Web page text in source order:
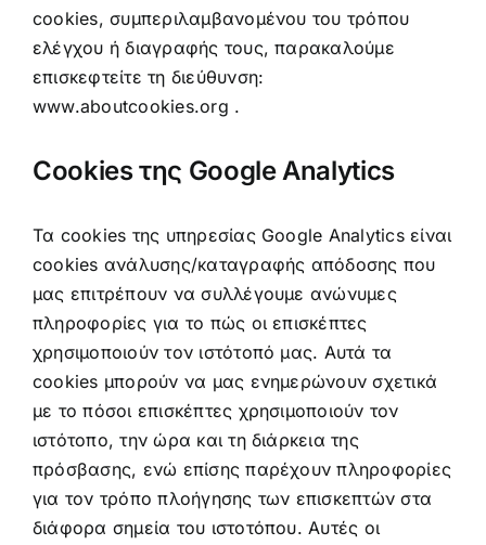
cookies, συμπεριλαμβανομένου του τρόπου
ελέγχου ή διαγραφής τους, παρακαλούμε
επισκεφτείτε τη διεύθυνση:
www.aboutcookies.org .
Cookies της Google Analytics
Τα cookies της υπηρεσίας Google Analytics είναι
cookies ανάλυσης/καταγραφής απόδοσης που
μας επιτρέπουν να συλλέγουμε ανώνυμες
πληροφορίες για το πώς οι επισκέπτες
χρησιμοποιούν τον ιστότοπό μας. Αυτά τα
cookies μπορούν να μας ενημερώνουν σχετικά
με το πόσοι επισκέπτες χρησιμοποιούν τον
ιστότοπο, την ώρα και τη διάρκεια της
πρόσβασης, ενώ επίσης παρέχουν πληροφορίες
για τον τρόπο πλοήγησης των επισκεπτών στα
διάφορα σημεία του ιστοτόπου. Αυτές οι